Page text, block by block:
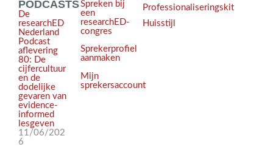
PODCASTS
De
researchED
Nederland
Podcast
aflevering
80: De
cijfercultuur
en de
dodelijke
gevaren van
evidence-
informed
lesgeven
11/06/202
6
Spreken bij
een
researchED-
congres
Sprekerprofiel
aanmaken
Mijn
sprekersaccount
Professionaliseringskit
Huisstijl